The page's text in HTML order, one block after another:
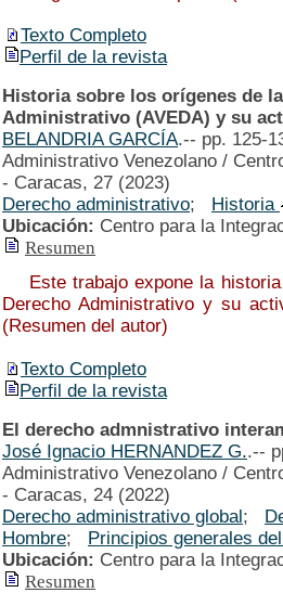
Texto Completo
Perfil de la revista
Historia sobre los orígenes de
Administrativo (AVEDA) y su
BELANDRIA GARCÍA.-- pp. 125-
Administrativo Venezolano /
- Caracas, 27 (2023)
Derecho administrativo; Historia
Ubicación: Centro para la
Resumen
Este trabajo expone la historia
Derecho Administrativo y su
(Resumen del autor)
Texto Completo
Perfil de la revista
El derecho admnistrativo
José Ignacio HERNANDEZ G..--
Administrativo Venezolano /
- Caracas, 24 (2022)
Derecho administrativo global;
Hombre; Principios generales
Ubicación: Centro para la
Resumen